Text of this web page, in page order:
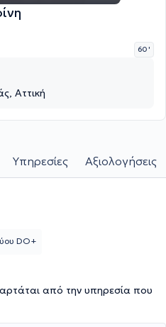
60 '
Αττική
Υπηρεσίες Αξιολογήσεις
DO+
από την υπηρεσία που